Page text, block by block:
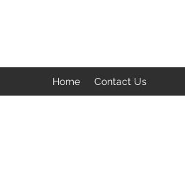
Home Contact Us